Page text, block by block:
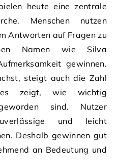
heute eine zentrale
Menschen nutzen
Antworten auf Fragen zu
Namen wie Silva
gewinnen.
steigt auch die Zahl
zeigt, wie wichtig
sind. Nutzer
und leicht
Deshalb gewinnen gut
an Bedeutung und